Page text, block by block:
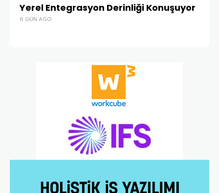
Yerel Entegrasyon Derinliği Konuşuyor
6 GÜN AGO